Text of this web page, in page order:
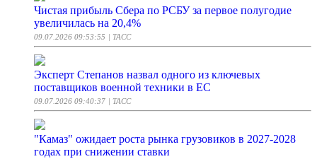
Чистая прибыль Сбера по РСБУ за первое полугодие
увеличилась на 20,4%
09.07.2026 09:53:55 | ТАСС
Эксперт Степанов назвал одного из ключевых
поставщиков военной техники в ЕС
09.07.2026 09:40:37 | ТАСС
"Камаз" ожидает роста рынка грузовиков в 2027-2028
годах при снижении ставки